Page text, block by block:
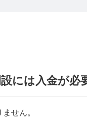
設には入金が必
せん。